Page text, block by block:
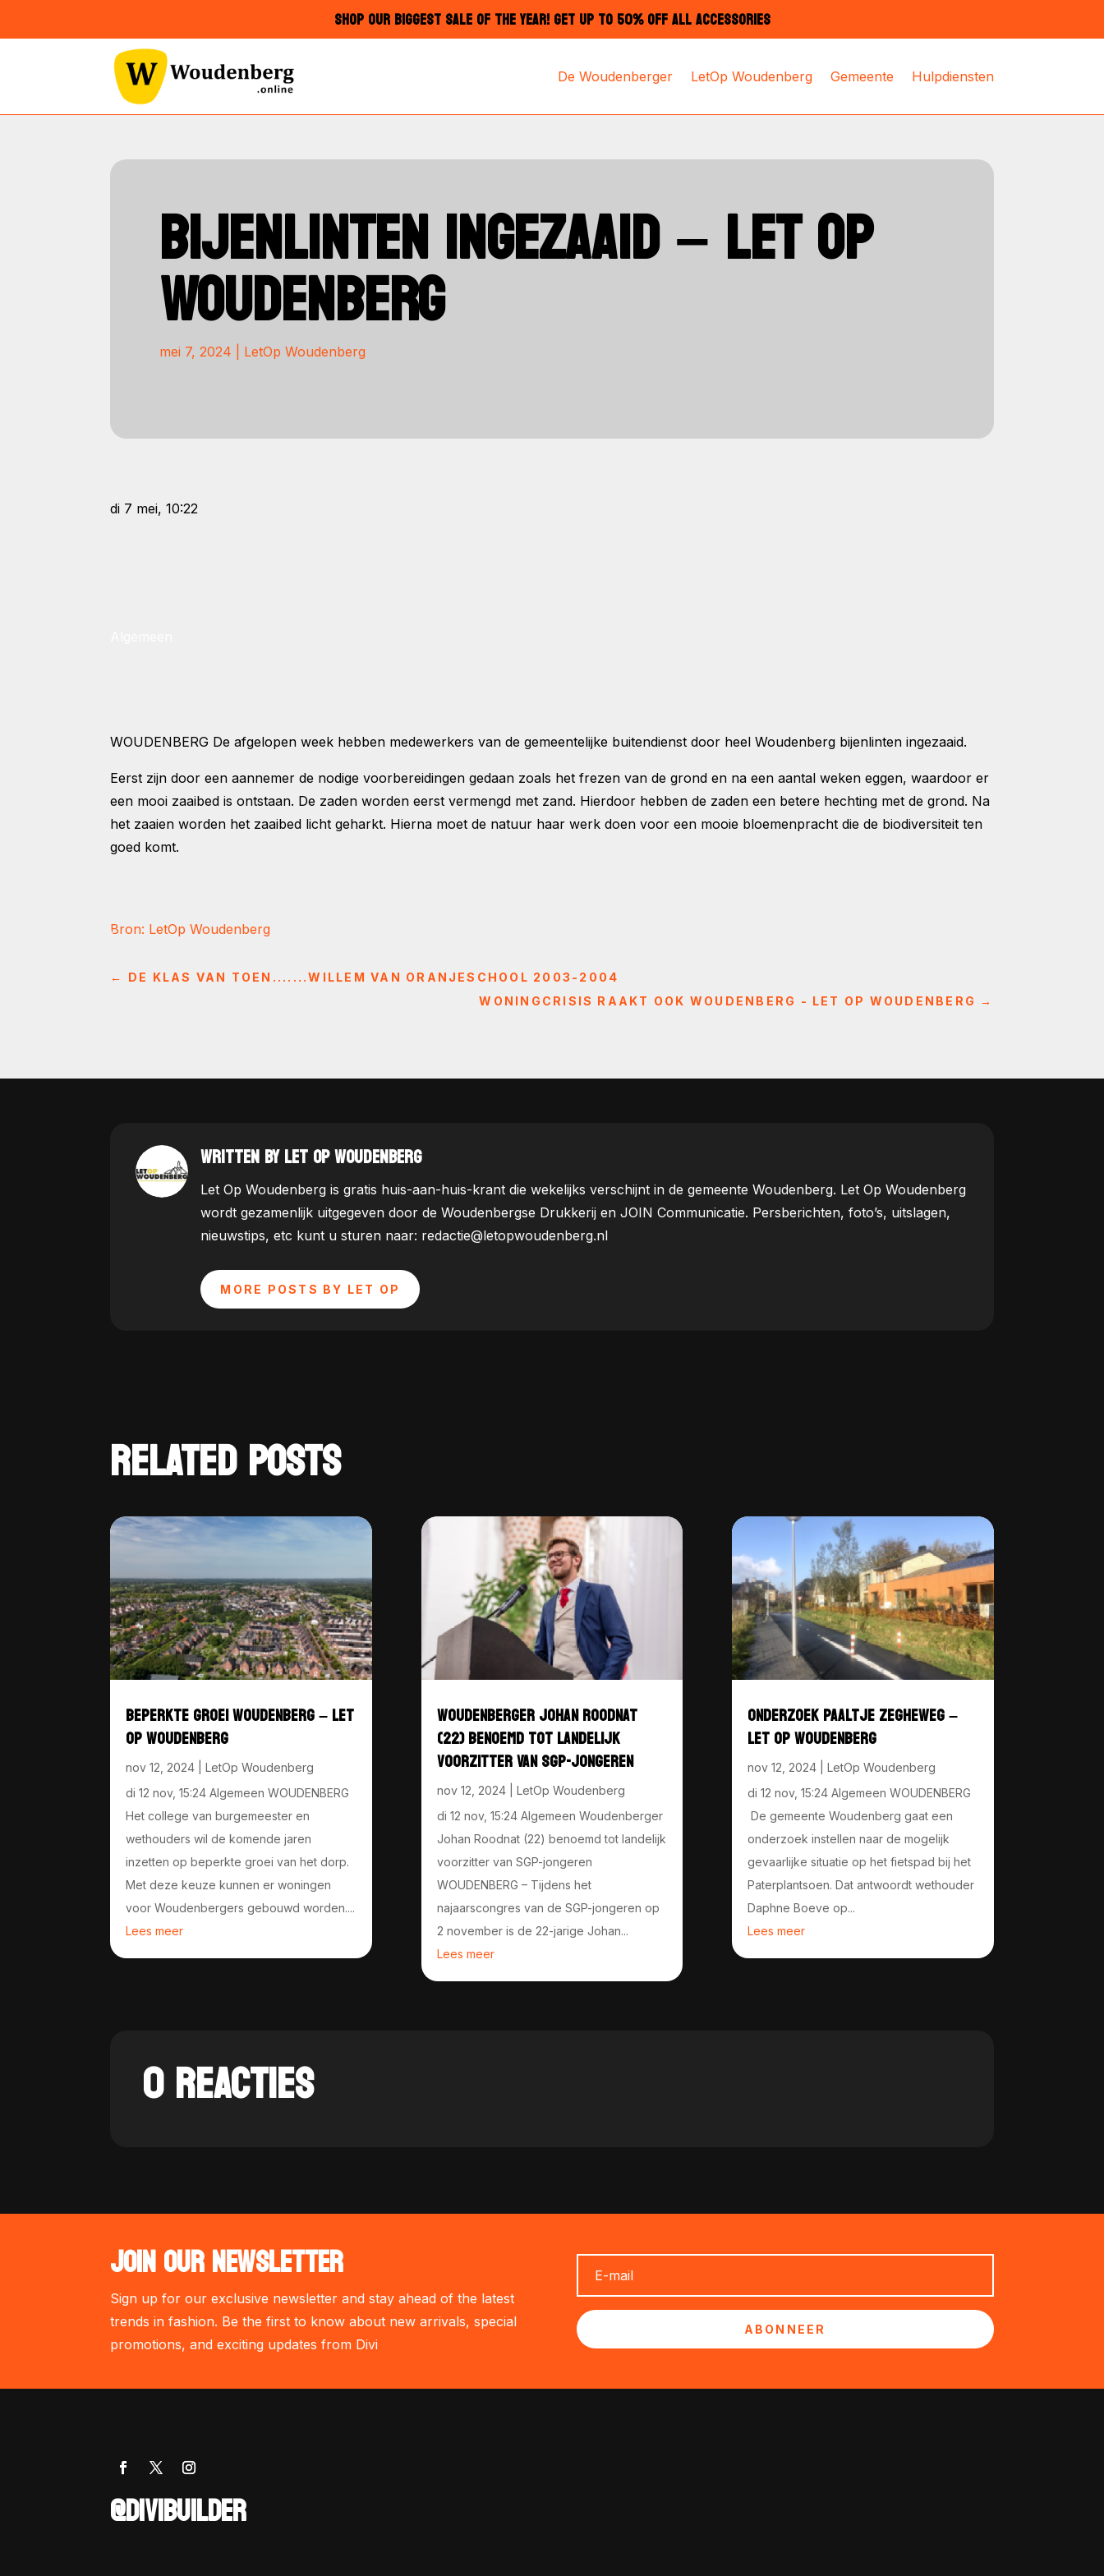
SHOP OUR BIGGEST SALE OF THE YEAR! GET UP TO 50% OFF ALL ACCESSORIES
De Woudenberger LetOp Woudenberg Gemeente Hulpdiensten
BIJENLINTEN INGEZAAID – LET OP
WOUDENBERG
mei 7, 2024 LetOp Woudenberg
di 7 mei, 10:22
WOUDENBERG De afgelopen week hebben medewerkers van de gemeentelijke buitendienst door heel Woudenberg bijenlinten ingezaaid.
Eerst zijn door een aannemer de nodige voorbereidingen gedaan zoals het frezen van de grond en na een aantal weken eggen, waardoor er
een mooi zaaibed is ontstaan. De zaden worden eerst vermengd met zand. Hierdoor hebben de zaden een betere hechting met de grond. Na
het zaaien worden het zaaibed licht geharkt. Hierna moet de natuur haar werk doen voor een mooie bloemenpracht die de biodiversiteit ten
goed komt.
Bron: LetOp Woudenberg
← DE KLAS VAN TOEN.......WILLEM VAN ORANJESCHOOL 2003-2004
WONINGCRISIS RAAKT OOK WOUDENBERG - LET OP WOUDENBERG →
WRITTEN BY LET OP WOUDENBERG
Let Op Woudenberg is gratis huis-aan-huis-krant die wekelijks verschijnt in de gemeente Woudenberg. Let Op Woudenberg
wordt gezamenlijk uitgegeven door de Woudenbergse Drukkerij en JOIN Communicatie. Persberichten, foto’s, uitslagen,
nieuwstips, etc kunt u sturen naar: redactie@letopwoudenberg.nl
MORE POSTS BY LET OP
RELATED POSTS
BEPERKTE GROEI WOUDENBERG – LET
OP WOUDENBERG
nov 12, 2024 |LetOp Woudenberg
di 12 nov, 15:24 Algemeen WOUDENBERG
Het college van burgemeester en
wethouders wil de komende jaren
inzetten op beperkte groei van het dorp.
Met deze keuze kunnen er woningen
voor Woudenbergers gebouwd worden....
Lees meer
WOUDENBERGER JOHAN ROODNAT
(22) BENOEMD TOT LANDELIJK
VOORZITTER VAN SGP-JONGEREN
nov 12, 2024| LetOp Woudenberg
di 12 nov, 15:24 Algemeen Woudenberger
Johan Roodnat (22) benoemd tot landelijk
voorzitter van SGP-jongeren
WOUDENBERG – Tijdens het
najaarscongres van de SGP-jongeren op
2 november is de 22-jarige Johan...
Lees meer
ONDERZOEK PAALTJE ZEGHEWEG –
LET OP WOUDENBERG
nov 12, 2024| LetOp Woudenberg
di 12 nov, 15:24 Algemeen WOUDENBERG
De gemeente Woudenberg gaat een
onderzoek instellen naar de mogelijk
gevaarlijke situatie op het fietspad bij het
Paterplantsoen. Dat antwoordt wethouder
Daphne Boeve op...
Lees meer
0 REACTIES
JOIN OUR NEWSLETTER
Sign up for our exclusive newsletter and stay ahead of the latest
trends in fashion. Be the first to know about new arrivals, special
promotions, and exciting updates from Divi
ABONNEER
@DIVIBUILDER